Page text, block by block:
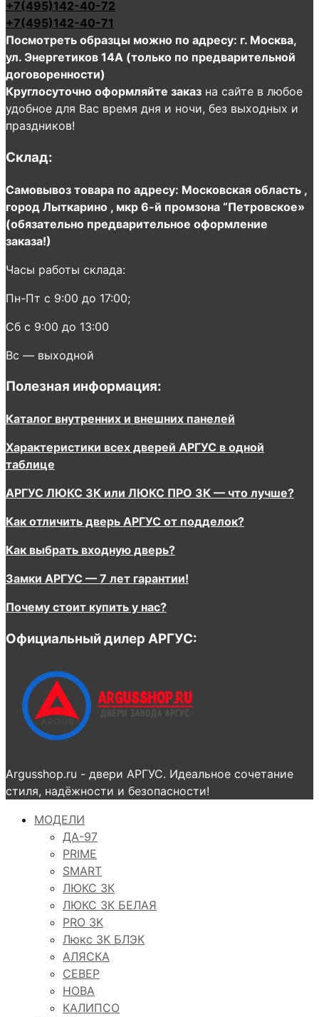
+7(495)142-40-72
+7(495)142-40-71
Посмотреть образцы можно по адресу: г. Москва,
ул. Энергетиков 14А (только по предварительной
договоренности)
Круглосуточно оформляйте заказ на сайте в любое
удобное для Вас время дня и ночи, без выходных и
праздников!
Склад:
Самовывоз товара по адресу: Московская область ,
город Лыткарино , мкр 6-й промзона “Петровское»
(обязательно предварительное оформление
заказа!)
Часы работы склада:
Пн-Пт с 9:00 до 17:00;
Сб с 9:00 до 13:00
Вс — выходной
Полезная информация:
Каталог внутренних и внешних панелей
Характеристики всех дверей АРГУС в одной
таблице
АРГУС ЛЮКС 3К или ЛЮКС ПРО 3К — что лучше?
Как отличить дверь АРГУС от подделок?
Как выбрать входную дверь?
Замки АРГУС — 7 лет гарантии!
Почему стоит купить у нас?
Официальный дилер АРГУС:
Argusshop.ru - двери АРГУС. Идеальное сочетание
стиля, надёжности и безопасности!
МОДЕЛИ
ДА-97
PRIME
SMART
ЛЮКС 3К
ЛЮКС 3К БЕЛАЯ
PRO 3K
Люкс 3К БЛЭК
АЛЯСКА
СЕВЕР
НОВА
КАЛИПСО